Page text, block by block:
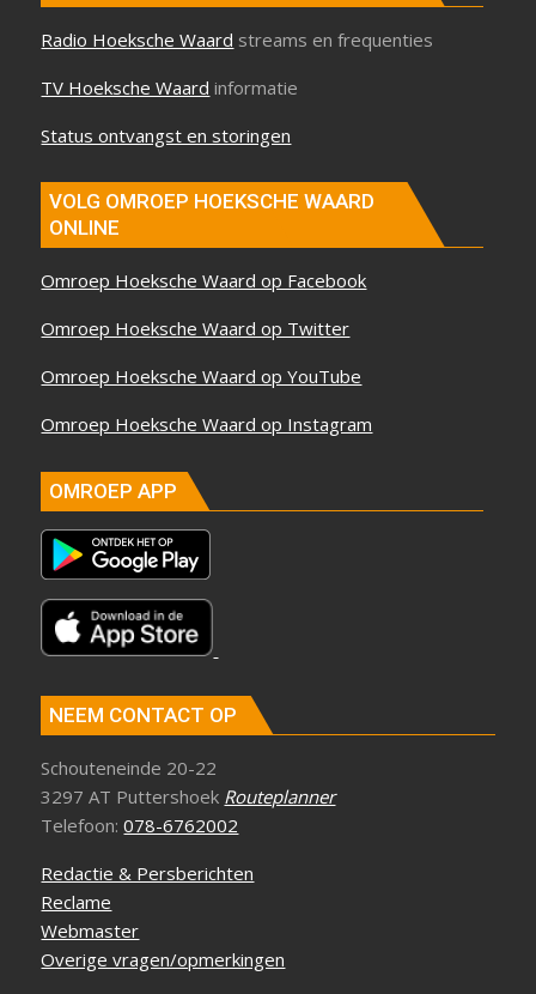
Radio Hoeksche Waard streams en frequenties
TV Hoeksche Waard informatie
Status ontvangst en storingen
VOLG OMROEP HOEKSCHE WAARD
ONLINE
Omroep Hoeksche Waard op Facebook
Omroep Hoeksche Waard op Twitter
Omroep Hoeksche Waard op YouTube
Omroep Hoeksche Waard op Instagram
OMROEP APP
NEEM CONTACT OP
Schouteneinde 20-22
3297 AT Puttershoek Routeplanner
Telefoon:078-6762002
Redactie & Persberichten
Reclame
Webmaster
Overige vragen/opmerkingen